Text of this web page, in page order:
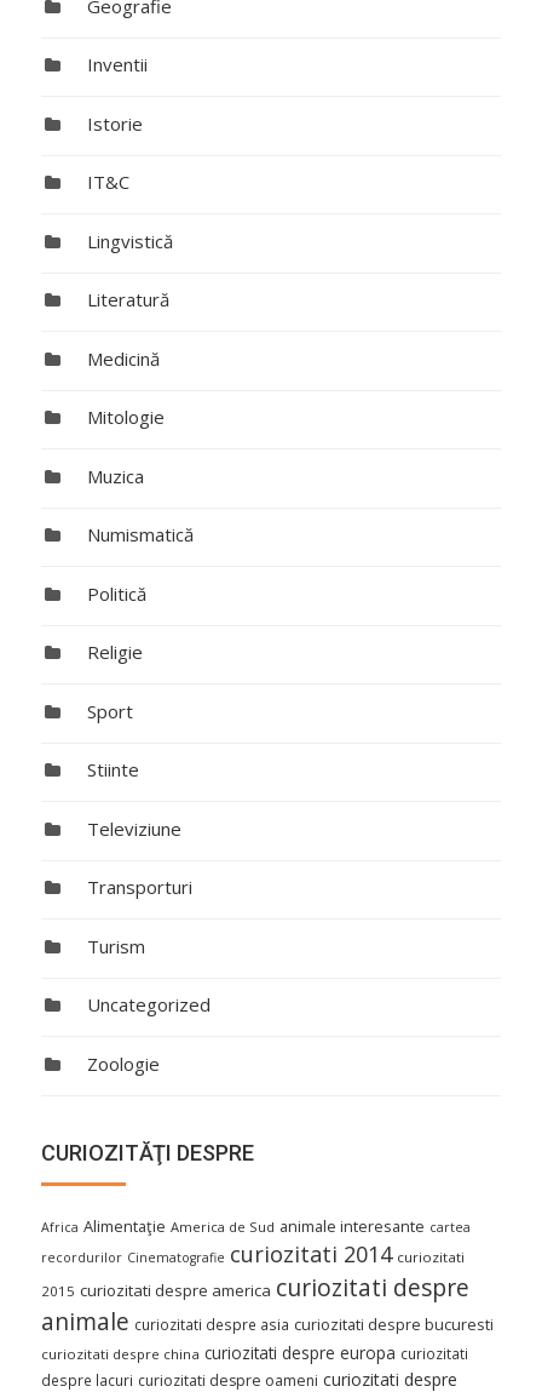
Geografie
Inventii
Istorie
IT&C
Lingvistică
Literatură
Medicină
Mitologie
Muzica
Numismatică
Politică
Religie
Sport
Stiinte
Televiziune
Transporturi
Turism
Uncategorized
Zoologie
CURIOZITĂŢI DESPRE
Africa Alimentaţie America de Sud animale interesante cartea
recordurilor Cinematografie curiozitati 2014 curiozitati
2015 curiozitati despre america curiozitati despre
animale curiozitati despre asia curiozitati despre bucuresti
curiozitati despre china curiozitati despre europa curiozitati
despre lacuri curiozitati despre oameni curiozitati despre